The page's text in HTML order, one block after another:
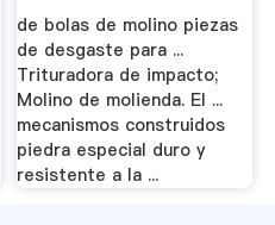
de bolas de molino piezas
de desgaste para ...
Trituradora de impacto;
Molino de molienda. El ...
mecanismos construidos
piedra especial duro y
resistente a la ...